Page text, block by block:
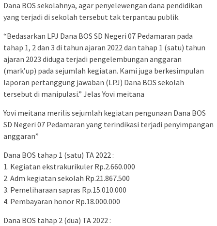
Dana BOS sekolahnya, agar penyelewengan dana pendidikan
yang terjadi di sekolah tersebut tak terpantau publik.
“Bedasarkan LPJ Dana BOS SD Negeri 07 Pedamaran pada
tahap 1, 2 dan 3 di tahun ajaran 2022 dan tahap 1 (satu) tahun
ajaran 2023 diduga terjadi pengelembungan anggaran
(mark’up) pada sejumlah kegiatan. Kami juga berkesimpulan
laporan pertanggung jawaban (LPJ) Dana BOS sekolah
tersebut di manipulasi.” Jelas Yovi meitana
Yovi meitana merilis sejumlah kegiatan pengunaan Dana BOS
SD Negeri 07 Pedamaran yang terindikasi terjadi penyimpangan
anggaran”
Dana BOS tahap 1 (satu) TA 2022 :
1. Kegiatan ekstrakurikuler Rp.2.660.000
2. Adm kegiatan sekolah Rp.21.867.500
3. Pemeliharaan sapras Rp.15.010.000
4. Pembayaran honor Rp.18.000.000
Dana BOS tahap 2 (dua) TA 2022 :